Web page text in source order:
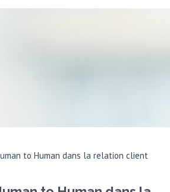
to Human dans la relation client